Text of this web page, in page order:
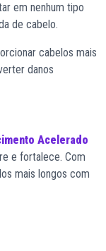
em nenhum tipo
de cabelo.
cabelos mais
danos
Acelerado
e fortalece. Com
mais longos com